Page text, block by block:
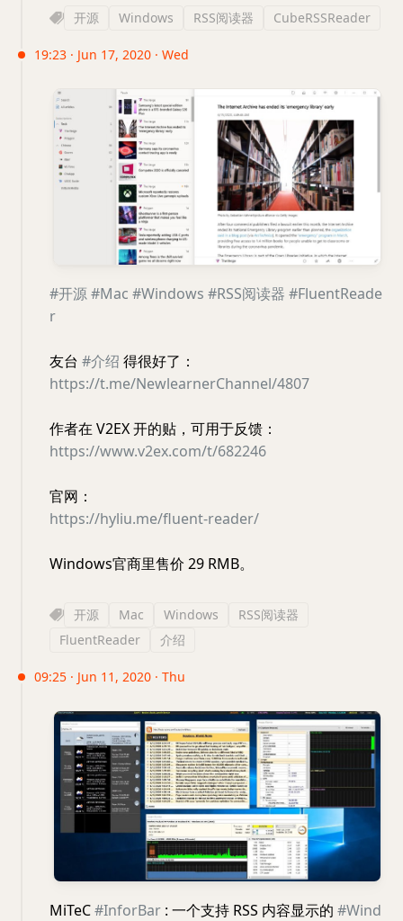
开源 Windows RSS阅读器 CubeRSSReader
19:23 · Jun 17, 2020 · Wed
#开源#Mac #Windows #RSS阅读器 #FluentReade
r
友台 #介绍 得很好了：
https://t.me/NewlearnerChannel/4807
作者在 V2EX 开的贴，可用于反馈：
https://www.v2ex.com/t/682246
官网：
https://hyliu.me/fluent-reader/
Windows官商里售价 29 RMB。
开源 Mac Windows
RSS阅读器
FluentReader
介绍
09:25 · Jun 11, 2020 · Thu
MiTeC#InforBar : 一个支持 RSS 内容显示的 #Wind